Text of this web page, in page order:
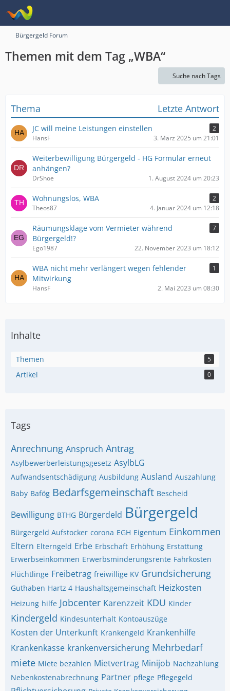
Bürgergeld Forum
Themen mit dem Tag „WBA“
Suche nach Tags
Thema Letzte Antwort
JC will meine Leistungen einstellen
2
HansF
3. März 2025 um 21:01
Weiterbewilligung Bürgergeld - HG Formular erneut
anhängen?
DrShoe 1. August 2024 um 20:23
Wohnungslos, WBA
2
Theos87
4. Januar 2024 um 12:18
Räumungsklage vom Vermieter während
Bürgergeld!?
7
Ego1987 22. November 2023 um 18:12
WBA nicht mehr verlängert wegen fehlender
Mitwirkung
1
HansF 2. Mai 2023 um 08:30
Inhalte
Themen 5
Artikel 0
Tags
Anrechnung Anspruch Antrag
Asylbewerberleistungsgesetz AsylbLG
Aufwandsentschädigung Ausbildung Ausland Auszahlung
Baby Bafög Bedarfsgemeinschaft Bescheid
Bewilligung BTHG Bürgerdeld Bürgergeld
Bürgergeld Aufstocker corona EGH Eigentum Einkommen
Eltern Elterngeld Erbe Erbschaft Erhöhung Erstattung
Erwerbseinkommen Erwerbsminderungsrente Fahrkosten
Flüchtlinge Freibetrag freiwillige KV Grundsicherung
Guthaben Hartz 4 Haushaltsgemeinschaft Heizkosten
Heizung hilfe Jobcenter Karenzzeit KDU Kinder
Kindergeld Kindesunterhalt Kontoauszüge
Kosten der Unterkunft Krankengeld Krankenhilfe
Krankenkasse krankenversicherung Mehrbedarf
miete Miete bezahlen Mietvertrag Minijob Nachzahlung
Nebenkostenabrechnung Partner pflege Pflegegeld